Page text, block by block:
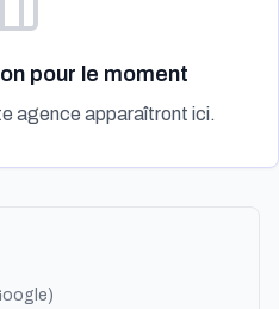
pour le moment
agence apparaîtront ici.